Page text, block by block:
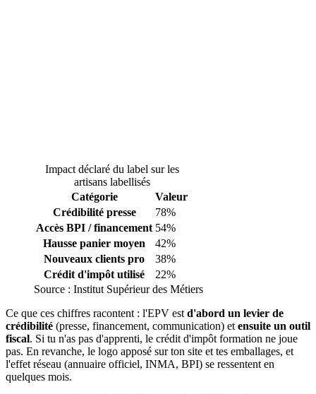
Impact déclaré du label sur les
artisans labellisés
Catégorie
Valeur
Crédibilité presse
78%
Accès BPI / financement 54%
Hausse panier moyen
42%
Nouveaux clients pro
38%
Crédit d'impôt utilisé
22%
Source : Institut Supérieur des Métiers
Ce que ces chiffres racontent : l'EPV est d'abord un levier de
crédibilité (presse, financement, communication) et ensuite un outil
fiscal. Si tu n'as pas d'apprenti, le crédit d'impôt formation ne joue
pas. En revanche, le logo apposé sur ton site et tes emballages, et
l'effet réseau (annuaire officiel, INMA, BPI) se ressentent en
quelques mois.